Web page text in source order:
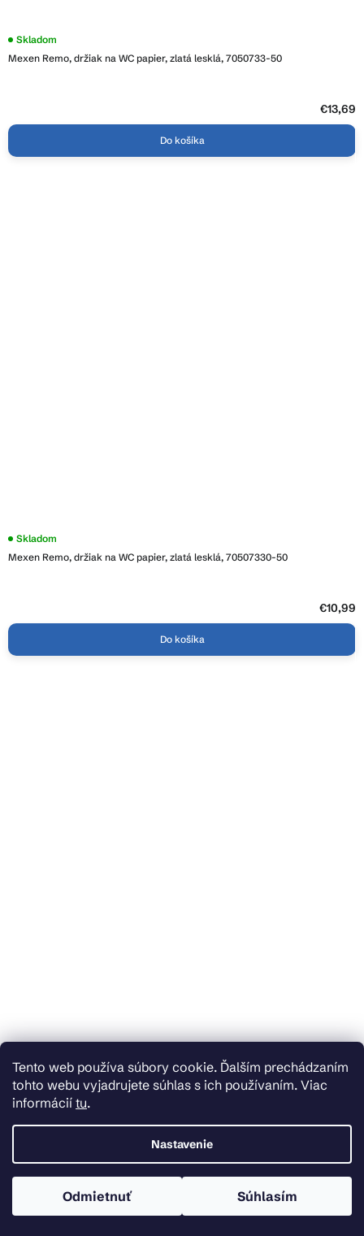
Tento web používa súbory cookie. Ďalším prechádzaním
tohto webu vyjadrujete súhlas s ich používaním. Viac
informácií tu.
Nastavenie
Odmietnuť Súhlasím
Mexen Remo, držiak na WC papier, zlatá lesklá, 7050733-50
Skladom
€13,69
Do košíka
Mexen Remo, držiak na WC papier, zlatá lesklá, 70507330-50
Priemerné
produktu
Skladom
€10,99
Do košíka
Mexen Estela, držiak na WC papier, zlatá lesklá, 7011533-50
Do košíka